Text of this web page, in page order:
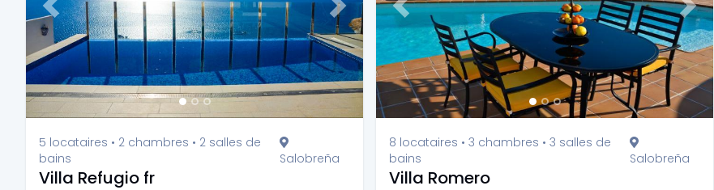
Previous Next
5 locataires • 2 chambres • 2 salles de
bains
Salobreña
Villa Refugio fr
Previous Next
8 locataires • 3 chambres • 3 salles de
bains
Salobreña
Villa Romero